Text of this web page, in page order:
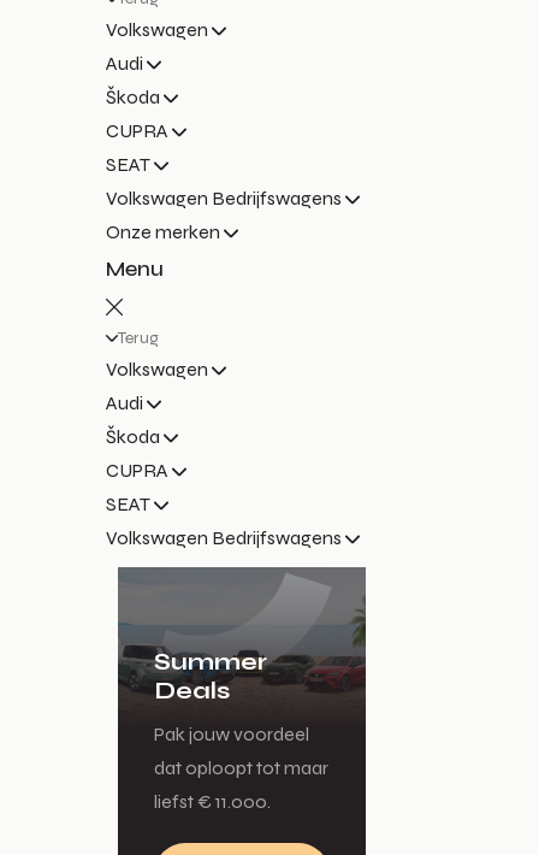
Volkswagen
Audi
Škoda
CUPRA
SEAT
Volkswagen Bedrijfswagens
Onze merken
Menu
Terug
Volkswagen
Audi
Škoda
CUPRA
SEAT
Volkswagen Bedrijfswagens
Summer
Deals
Pak jouw voordeel
dat oploopt tot maar
liefst € 11.000.